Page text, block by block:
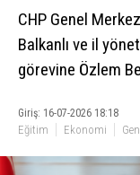
CHP Genel
Balkanlı ve il
görevine Özlem
Giriş: 16-07-2026 18:18
Eğitim Ekonomi